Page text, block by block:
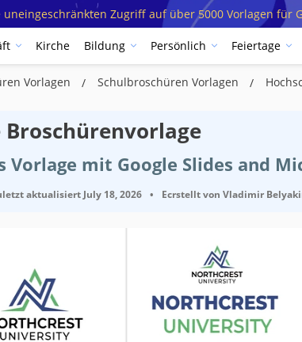
uneingeschränkten Zugriff auf über 5000 Vorlagen für
Kirche Bildung Persönlich Feiertage
Vorlagen Schulbroschüren Vorlagen
Vorlage mit Google Slides and
aktualisiert July 18, 2026 • Ecrstellt von Vladimir